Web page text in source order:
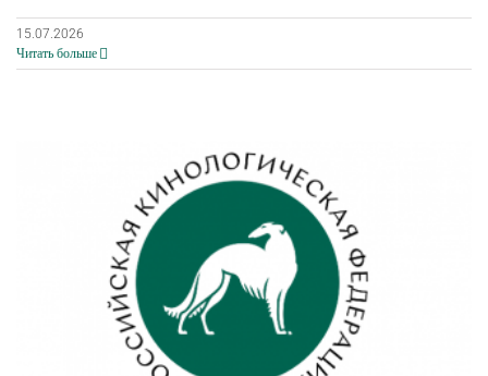
15.07.2026
Читать больше